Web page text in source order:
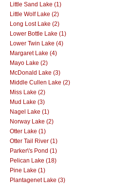
Little Sand Lake (1)
Little Wolf Lake (2)
Long Lost Lake (2)
Lower Bottle Lake (1)
Lower Twin Lake (4)
Margaret Lake (4)
Mayo Lake (2)
McDonald Lake (3)
Middle Cullen Lake (2)
Miss Lake (2)
Mud Lake (3)
Nagel Lake (1)
Norway Lake (2)
Otter Lake (1)
Otter Tail River (1)
Parker\'s Pond (1)
Pelican Lake (18)
Pine Lake (1)
Plantagenet Lake (3)